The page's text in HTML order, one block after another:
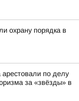
охрану порядка в
по делу
за «звёзды» в